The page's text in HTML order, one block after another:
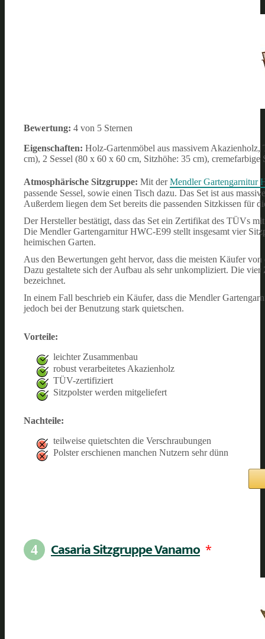
Bewertung: 4 von 5 Sternen
Eigenschaften: Holz-Gartenmöbel aus massivem
cm), 2 Sessel (80 x 60 x 60 cm, Sitzhöhe: 35 cm),
Atmosphärische Sitzgruppe: Mit derMendler Gartengarnitur
passende Sessel, sowie einen Tisch dazu. Das Set ist aus
Außerdem liegen dem Set bereits die passenden Sitzkissen für
Der Hersteller bestätigt, dass das Set ein Zertifikat des TÜVs
Die Mendler Gartengarnitur HWC-E99 stellt insgesamt vier
heimischen Garten.
Aus den Bewertungen geht hervor, dass die meisten Käufer
Dazu gestaltete sich der Aufbau als sehr unkompliziert. Die
bezeichnet.
In einem Fall beschrieb ein Käufer, dass die Mendler
jedoch bei der Benutzung stark quietschen.
Vorteile:
leichter Zusammenbau
robust verarbeitetes Akazienholz
TÜV-zertifiziert
Sitzpolster werden mitgeliefert
Nachteile:
teilweise quietschten die Verschraubungen
Polster erschienen manchen Nutzern sehr dünn
4 Casaria Sitzgruppe Vanamo *